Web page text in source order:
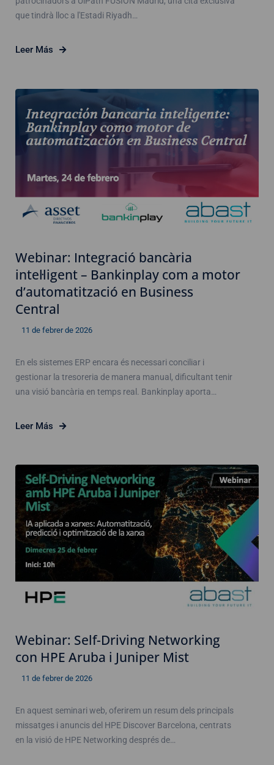
que tindrà lloc a l'Estadi Riyadh…
Leer Más
Webinar: Integració bancària
intel·ligent – Bankinplay com a motor
d’automatització en Business
Central
11 de febrer de 2026
En els sistemes ERP encara és necessari conciliar i
gestionar la tresoreria de manera manual, dificultant tenir
una visió bancària en temps real. Bankinplay aporta…
Leer Más
Webinar: Self-Driving Networking
con HPE Aruba i Juniper Mist
11 de febrer de 2026
En aquest seminari web, oferirem un resum dels principals
missatges i anuncis del HPE Discover Barcelona, centrats
en la visió de HPE Networking després de…